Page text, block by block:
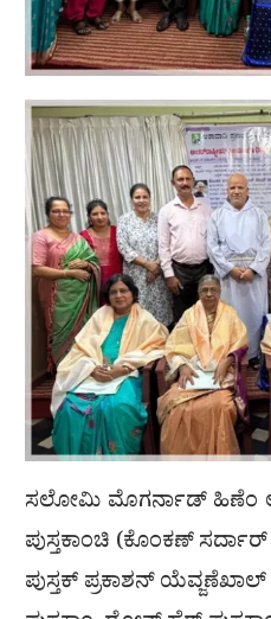
ಸಲೋಮಿ ಮೊಗರ್ನಾಡ್ ಹಿಣೆಂ
ಪುಸ್ತಕಾಂಚಿ (ಕೊಂಕಣ್
ಪುಸ್ತಕ್ ಪ್ರಕಾಶನ್